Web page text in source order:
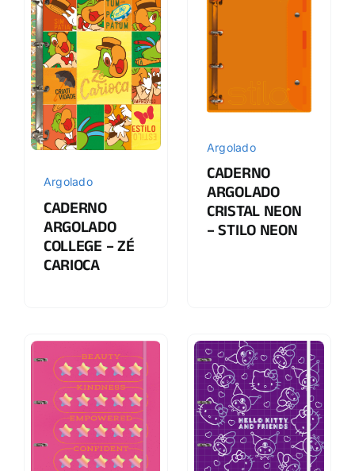
Argolado
CADERNO
ARGOLADO
COLLEGE – ZÉ
CARIOCA
Argolado
CADERNO
ARGOLADO
CRISTAL NEON
– STILO NEON